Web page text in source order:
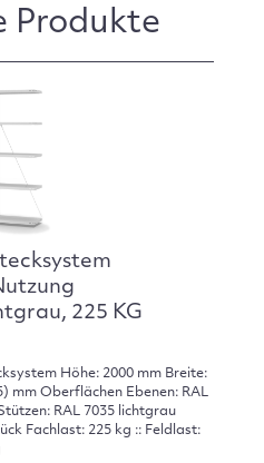
Produkte
225 KG
Höhe: 2000 mm Breite:
mm Oberflächen Ebenen: RAL
RAL 7035 lichtgrau
Fachlast: 225 kg :: Feldlast: